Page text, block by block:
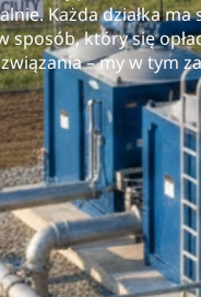
Każda działka ma
który się
– my w tym